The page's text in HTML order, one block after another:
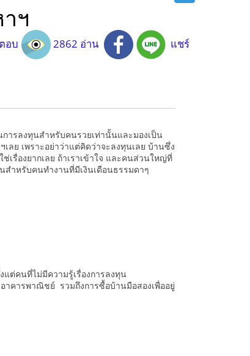
ฯ
อบ 2862 อ่าน แชร์
ารลงทุนสำหรับคนรวยเท่านั้นและมองเป็น
ลย เพราะอย่าว่าแต่คิดว่าจะลงทุนเลย บ้านซึ่ง
เรื่องยากเลย ถ้าเราเข้าใจ และคนส่วนใหญ่ที่
ำหรับคนทำงานที่มีเงินเดือนธรรมดาๆ
ต่คนที่ไม่มีความรู้เรื่องการลงทุน
าคารพาณิชย์ รวมถึงการซื้อบ้านมือสองเพื่ออยู่